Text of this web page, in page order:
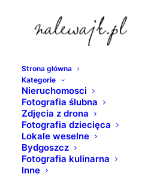
Strona główna
Kategorie
Nieruchomosci
Fotografia ślubna
Zdjęcia z drona
Fotografia dziecięca
Lokale weselne
Bydgoszcz
Fotografia kulinarna
Inne
fotograf-
Strona Główna
Sesja biznesowa | Fotografie
portretowe | Fotografie